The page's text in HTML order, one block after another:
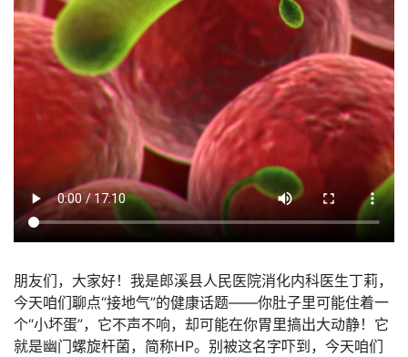
朋友们，大家好！我是郎溪县人民医院消化内科医生丁莉，
今天咱们聊点“接地气”的健康话题——你肚子里可能住着一
个“小坏蛋”，它不声不响，却可能在你胃里搞出大动静！它
就是幽门螺旋杆菌，简称HP。别被这名字吓到，今天咱们